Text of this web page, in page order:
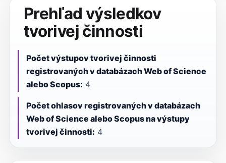
Prehľad výsledkov
tvorivej činnosti
Počet výstupov tvorivej činnosti
registrovaných v databázach Web of Science
alebo Scopus: 4
Počet ohlasov registrovaných v databázach
Web of Science alebo Scopus na výstupy
tvorivej činnosti: 4